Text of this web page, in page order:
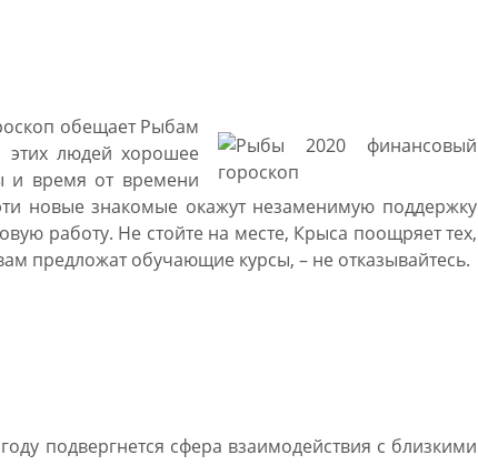
обещает Рыбам
этих людей хорошее
и время от времени
новые знакомые окажут незаменимую поддержку
работу. Не стойте на месте, Крыса поощряет тех,
предложат обучающие курсы, – не отказывайтесь.
подвергнется сфера взаимодействия с близкими